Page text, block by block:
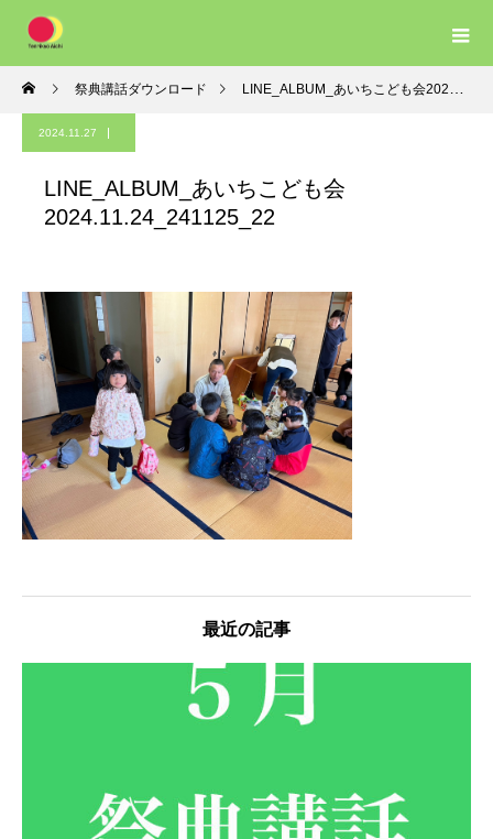
祭典講話ダウンロード LINE_ALBUM_あいちこども会2024.11.24_241125_22
2024.11.27
LINE_ALBUM_あいちこども会
2024.11.24_241125_22
最近の記事